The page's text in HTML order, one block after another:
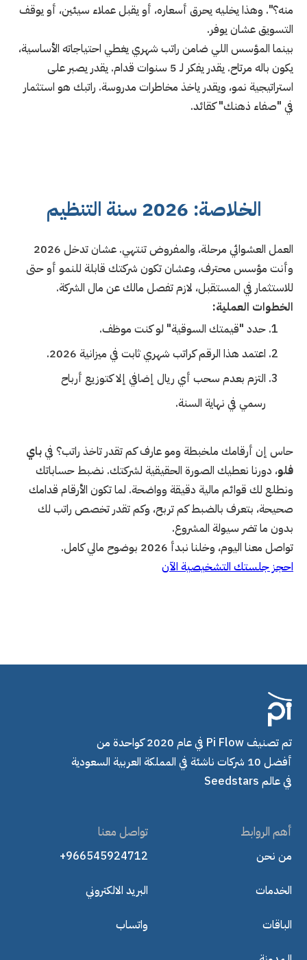
منه؟". وهذا يخليه يحرق أسعاره، أو يقبل عملاء سيئين، أو يوقف
التسويق عشان يوفر.
بينما المؤسس اللي ضامن راتب شهري يغطي احتياجاته الأساسية،
يكون باله مرتاح. يقدر يفكر لـ 5 سنوات قدام. يقدر يصبر على
استراتيجية نمو، ويقدر ياخذ مخاطرات مدروسة. راتبك هو استثمار
في "صفاء ذهنك" كقائد.
الخلاصة: 2026 سنة التنظيم
العمل العشوائي مرحلة، والمفروض تنتهي. عشان تدخل 2026
وأنت مؤسس محترف، وعشان تكون شركتك قابلة للنمو أو حتى
للاستثمار في المستقبل، لازم تفصل مالك عن مال الشركة.
الخطوات العملية:
حدد "قيمتك السوقية" لو كنت موظف.
اعتمد هذا الرقم كراتب شهري ثابت في ميزانية 2026.
التزم بعدم سحب أي ريال إضافي إلا كتوزيع أرباح
رسمي في نهاية السنة.
حاس إن أرقامك ملخبطة ومو عارف كم تقدر تاخذ راتب؟ فيباي
فلو، دورنا نعطيك الصورة الحقيقية لشركتك. نضبط حساباتك
ونطلع لك قوائم مالية دقيقة وواضحة. لما تكون الأرقام قدامك
صحيحة، بتعرف بالضبط كم تربح، وكم تقدر تخصص راتب لك
بدون ما تضر سيولة المشروع.
تواصل معنا اليوم، وخلنا نبدأ 2026 بوضوح مالي كامل.
احجز جلستك التشخيصية الآن
تم تصنيف Pi Flow في عام 2020 كواحدة من
أفضل 10 شركات ناشئة في المملكة العربية السعودية
في عالم Seedstars
أهم الروابط
من نحن
الخدمات
الباقات
تواصل معنا
+966545924712
البريد الالكتروني
واتساب